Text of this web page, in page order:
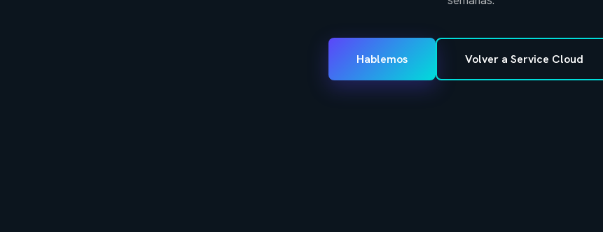
Hablemos Volver a Service Cloud